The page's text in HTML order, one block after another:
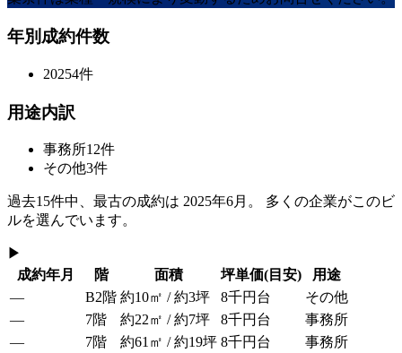
年別成約件数
20254件
用途内訳
事務所12件
その他3件
過去15件中、最古の成約は 2025年6月 。 多くの企業がこのビ
ルを選んでいます。
▶
成約年月
階 面積 坪単価(目安)
用途
—
B2階 約10㎡ / 約3坪 8千円台
その他
—
7階 約22㎡ / 約7坪 8千円台
事務所
—
7階 約61㎡ / 約19坪 8千円台
事務所